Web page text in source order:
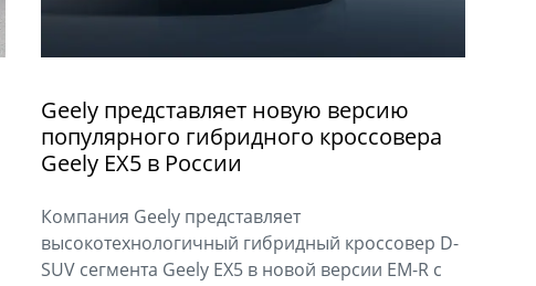
Geely представляет новую версию
популярного гибридного кроссовера
Geely EX5 в России
Компания Geely представляет
высокотехнологичный гибридный кроссовер D-
SUV сегмента Geely EX5 в новой версии EM-R с